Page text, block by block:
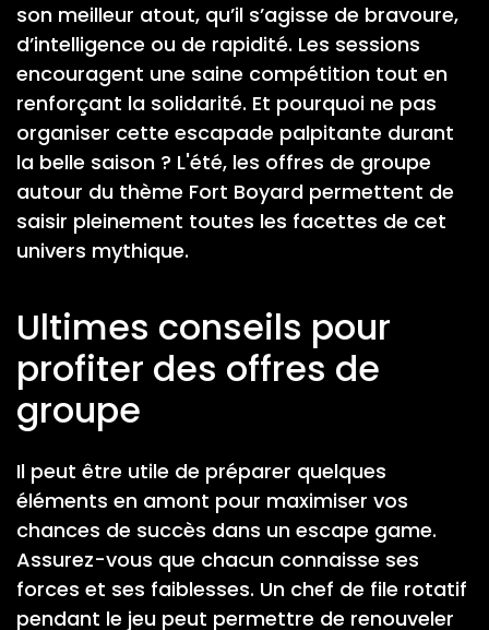
son meilleur atout, qu’il s’agisse de bravoure,
d’intelligence ou de rapidité. Les sessions
encouragent une saine compétition tout en
renforçant la solidarité. Et pourquoi ne pas
organiser cette escapade palpitante durant
la belle saison ? L'été, les offres de groupe
autour du thème Fort Boyard permettent de
saisir pleinement toutes les facettes de cet
univers mythique.
Ultimes conseils pour
profiter des offres de
groupe
Il peut être utile de préparer quelques
éléments en amont pour maximiser vos
chances de succès dans un escape game.
Assurez-vous que chacun connaisse ses
forces et ses faiblesses. Un chef de file rotatif
pendant le jeu peut permettre de renouveler